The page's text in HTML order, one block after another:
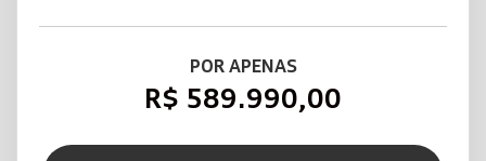
POR APENAS
R$ 589.990,00